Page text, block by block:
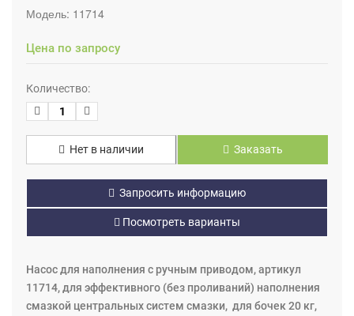
Модель: 11714
Цена по запросу
Количество:
Нет в наличии Заказать
Запросить информацию
Посмотреть варианты
Насос для наполнения с ручным приводом, артикул
11714, для эффективного (без проливаний) наполнения
смазкой центральных систем смазки, для бочек 20 кг,